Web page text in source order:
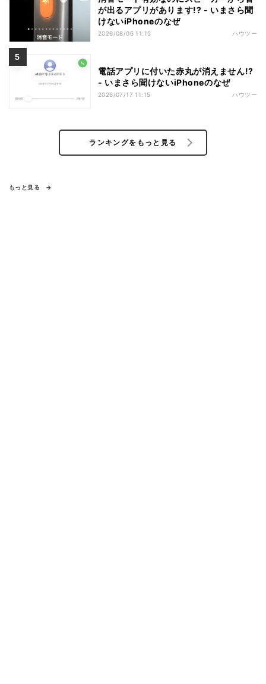
が出るアプリがあります!? - いまさら聞
けないiPhoneのなぜ
2026/08/06 11:15 ハウツー
電話アプリに付いた赤丸が消えません!?
- いまさら聞けないiPhoneのなぜ
2026/07/17 11:15 ハウツー
ランキングをもっと見る
もっと見る